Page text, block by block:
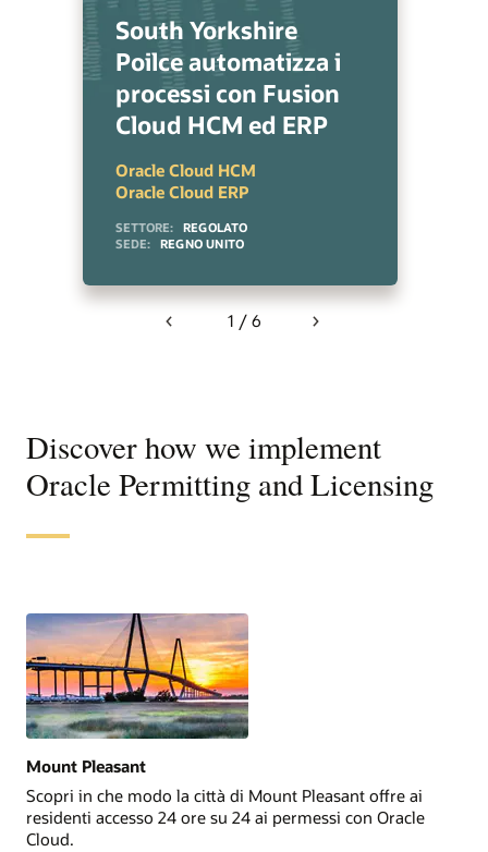
South Yorkshire
Poilce automatizza i
processi con Fusion
Cloud HCM ed ERP
Oracle Cloud HCM
Oracle Cloud ERP
SETTORE: REGOLATO
SEDE: REGNO UNITO
1 / 6
Discover how we implement
Oracle Permitting and Licensing
Mount Pleasant
Scopri in che modo la città di Mount Pleasant offre ai
residenti accesso 24 ore su 24 ai permessi con Oracle
Cloud.